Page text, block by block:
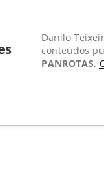
Danilo
conteúdos
PANROTAS.